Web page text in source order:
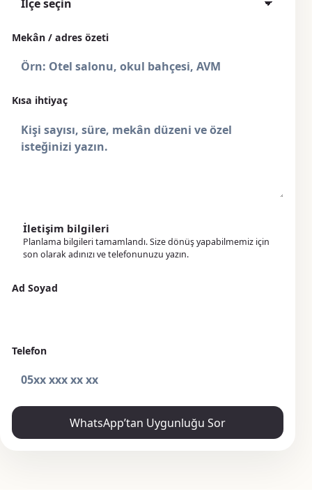
Mekân / adres özeti
Kısa ihtiyaç
İletişim bilgileri
Planlama bilgileri tamamlandı. Size dönüş yapabilmemiz için
son olarak adınızı ve telefonunuzu yazın.
Ad Soyad
Telefon
WhatsApp’tan Uygunluğu Sor